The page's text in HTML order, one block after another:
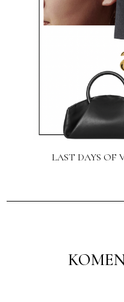
LAST DAYS OF